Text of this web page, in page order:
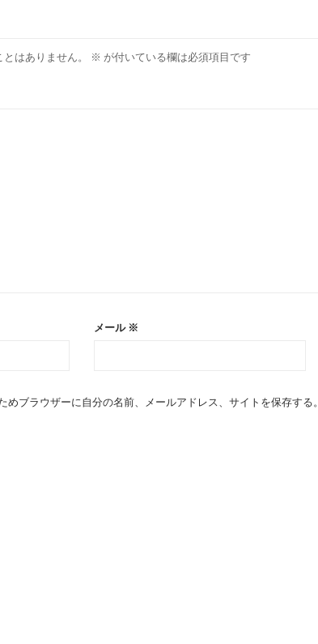
はありません。 ※ が付いている欄は必須項目です
メール ※
めブラウザーに自分の名前、メールアドレス、サイトを保存する。